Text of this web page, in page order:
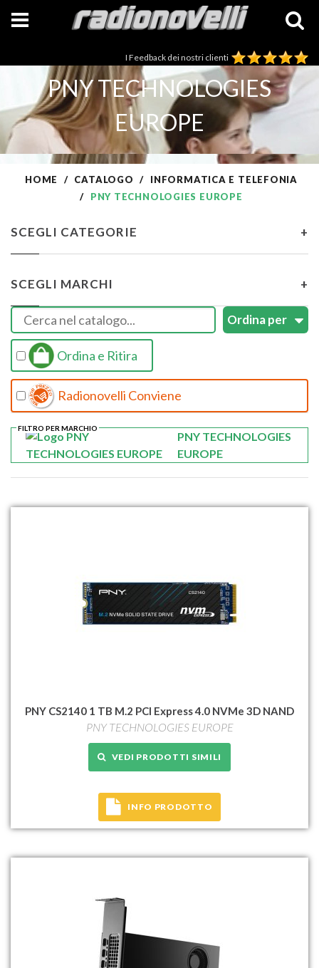
I Feedback dei nostri clienti
PNY TECHNOLOGIES
EUROPE
HOME CATALOGO
INFORMATICA E TELEFONIA
PNY TECHNOLOGIES EUROPE
SCEGLI CATEGORIE +
SCEGLI MARCHI +
Ordina e Ritira
Radionovelli Conviene
PNY TECHNOLOGIES
EUROPE
FILTRO PER MARCHIO
PNY CS2140 1 TB M.2 PCI Express 4.0 NVMe 3D NAND
PNY TECHNOLOGIES EUROPE
VEDI PRODOTTI SIMILI
INFO PRODOTTO